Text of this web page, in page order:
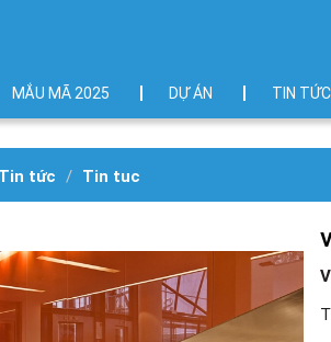
MẮU MÃ 2025 DỰ ÁN TIN TỨC
Tin tức Tin tuc